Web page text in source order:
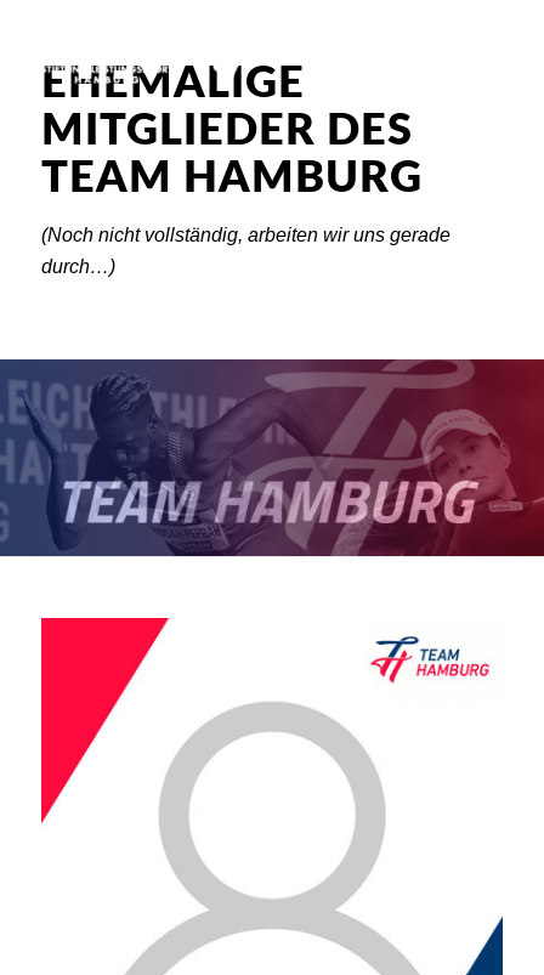
EHEMALIGE
MITGLIEDER DES
TEAM HAMBURG
(Noch nicht vollständig, arbeiten wir uns gerade
durch…)